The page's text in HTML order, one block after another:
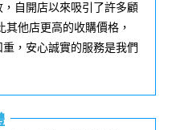
自開店以來吸引了許多顧
他店更高的收購價格，
，安心誠實的服務是我們